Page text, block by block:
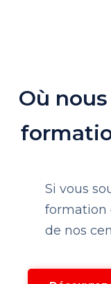
Où
Si vous
formation
de nos